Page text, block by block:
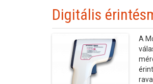
Digitális
A